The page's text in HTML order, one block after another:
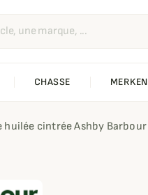
CHASSE MERKEN
huilée cintrée Ashby Barbour